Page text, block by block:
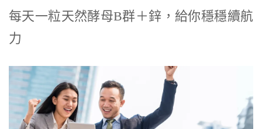
每天一粒天然酵母B群＋鋅，給你穩穩續航
力